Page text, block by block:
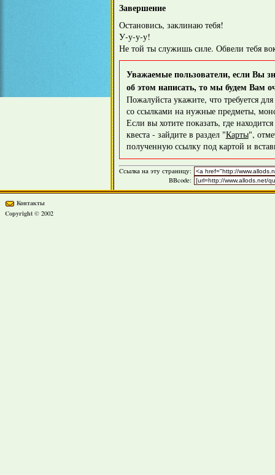
Завершение
Остановись, заклинаю тебя!
У-у-у-у!
Не той ты служишь силе. Обвели тебя
Уважаемые пользователи, если Вы
об этом написать, то мы будем Вам
Пожалуйста укажите, что требуется
со ссылками на нужные предметы,
Если вы хотите показать, где
квеста - зайдите в раздел "Карты",
полученную ссылку под картой и
Cсылка на эту страницу:
BBcode:
Контакты
Copyright © 2002